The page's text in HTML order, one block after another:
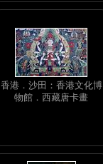
香港．沙田：香港文化博
物館．西藏唐卡畫